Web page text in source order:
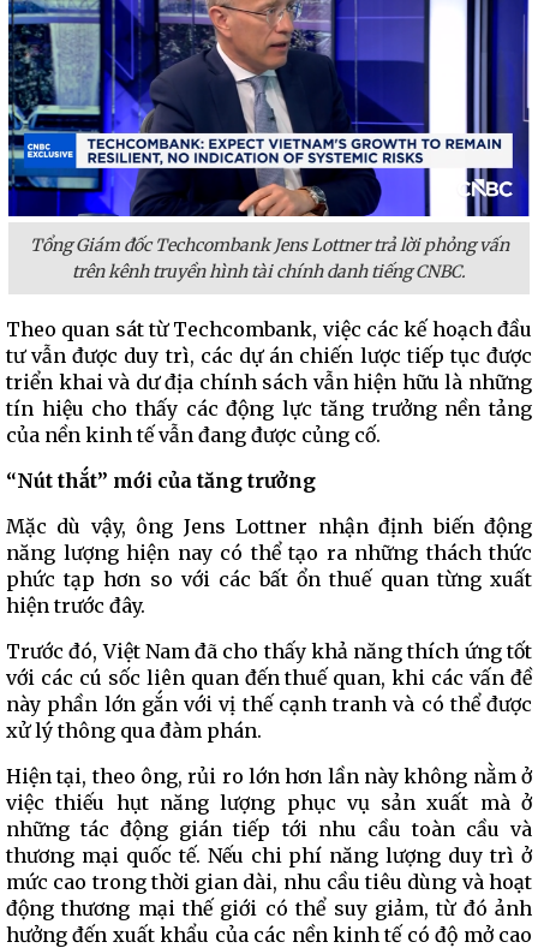
Tổng Giám đốc Techcombank Jens Lottner trả lời phỏng vấn
trên kênh truyền hình tài chính danh tiếng CNBC.
Theo quan sát từ Techcombank, việc các kế hoạch đầu
tư vẫn được duy trì, các dự án chiến lược tiếp tục được
triển khai và dư địa chính sách vẫn hiện hữu là những
tín hiệu cho thấy các động lực tăng trưởng nền tảng
của nền kinh tế vẫn đang được củng cố.
“Nút thắt” mới của tăng trưởng
Mặc dù vậy, ông Jens Lottner nhận định biến động
năng lượng hiện nay có thể tạo ra những thách thức
phức tạp hơn so với các bất ổn thuế quan từng xuất
hiện trước đây.
Trước đó, Việt Nam đã cho thấy khả năng thích ứng tốt
với các cú sốc liên quan đến thuế quan, khi các vấn đề
này phần lớn gắn với vị thế cạnh tranh và có thể được
xử lý thông qua đàm phán.
Hiện tại, theo ông, rủi ro lớn hơn lần này không nằm ở
việc thiếu hụt năng lượng phục vụ sản xuất mà ở
những tác động gián tiếp tới nhu cầu toàn cầu và
thương mại quốc tế. Nếu chi phí năng lượng duy trì ở
mức cao trong thời gian dài, nhu cầu tiêu dùng và hoạt
động thương mại thế giới có thể suy giảm, từ đó ảnh
hưởng đến xuất khẩu của các nền kinh tế có độ mở cao